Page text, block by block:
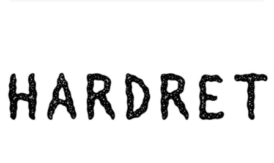
Террасная доска или фасад постоянно
подвергаются воздействию солнца, влаги и
перепадов температур. Термодревесина